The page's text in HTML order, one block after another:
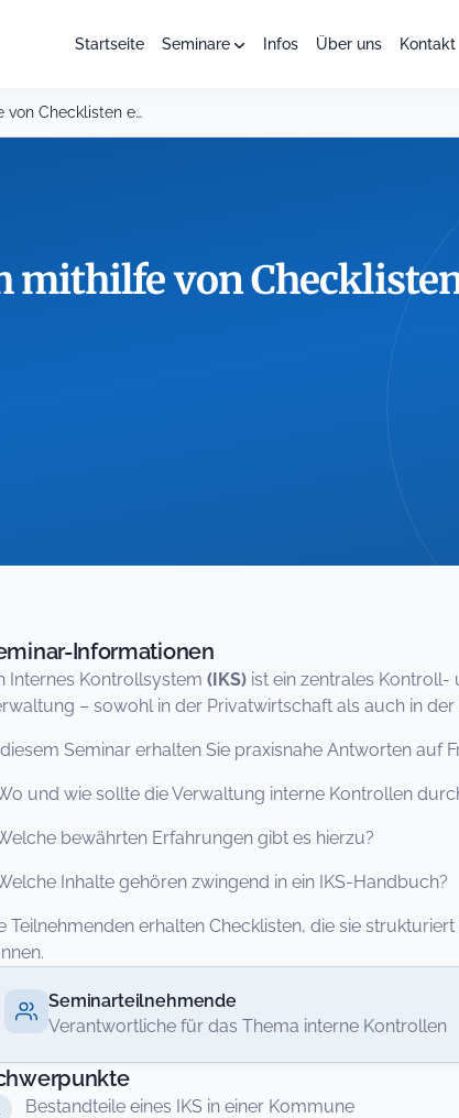
Startseite Seminare Infos Über uns Kontakt
Ein IKS-Handbuch mithilfe von Checklisten erstellen
mithilfe von
Informationen
Internes Kontrollsystem (IKS) ist ein zentrales
– sowohl in der Privatwirtschaft als auch in
Seminar erhalten Sie praxisnahe Antworten auf
und wie sollte die Verwaltung interne Kontrollen
bewährten Erfahrungen gibt es hierzu?
Inhalte gehören zwingend in ein IKS-Handbuch?
Teilnehmenden erhalten Checklisten, die sie
Seminarteilnehmende
Verantwortliche für das Thema interne Kontrollen
Bestandteile eines IKS in einer Kommune